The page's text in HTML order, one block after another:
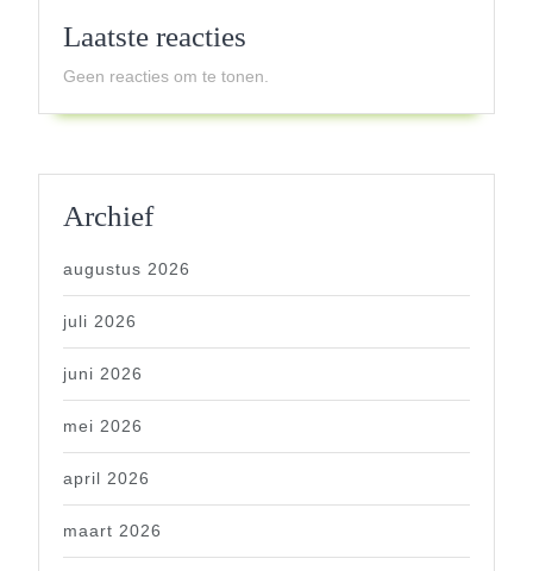
Laatste reacties
Geen reacties om te tonen.
Archief
augustus 2026
juli 2026
juni 2026
mei 2026
april 2026
maart 2026